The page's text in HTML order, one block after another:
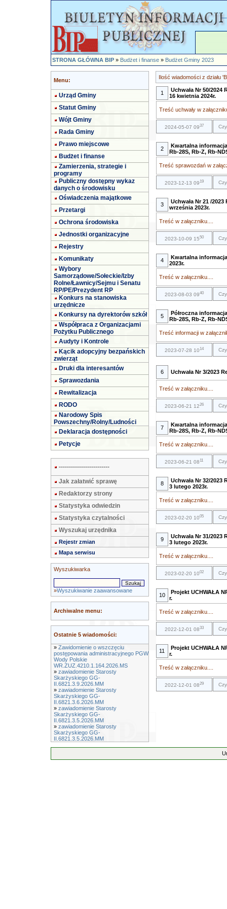
STRONA GŁÓWNA BIP»Budżet i finanse»Budżet Gminy 2023
Menu:
Urząd Gminy
Statut Gminy
Wójt Gminy
Rada Gminy
Prawo miejscowe
Budżet i finanse
Zamierzenia, strategie i
programy
Publiczny dostępny wykaz
danych o środowisku
Oświadczenia majątkowe
Przetargi
Ochrona środowiska
Jednostki organizacyjne
Rejestry
Komunikaty
Wybory
Samorządowe/Sołeckie/Izby
Rolne/Ławnicy/Sejmu i Senatu
RP/PE/Prezydent RP
Konkurs na stanowiska
urzędnicze
Konkursy na dyrektorów szkół
Współpraca z Organizacjami
Pożytku Publicznego
Audyty i Kontrole
Kącik adopcyjny bezpańskich
zwierząt
Druki dla interesantów
Sprawozdania
Rewitalizacja
RODO
Narodowy Spis
Powszechny/Rolny/Ludności
Deklaracja dostępności
Petycje
-------------------------
Jak załatwić sprawę
Redaktorzy strony
Statystyka odwiedzin
Statystyka czytalności
Wyszukaj urzędnika
Rejestr zmian
Mapa serwisu
Wyszukiwarka
»Wyszukiwanie zaawansowane
Archiwalne menu:
Ostatnie 5 wiadomości:
» Zawidomienie o wszczęciu
postępowania administracyjnego PGW
Wody Polskie
WR.ZUZ.4210.1.164.2026.MS
» zawiadomienie Starosty
Skarżyskiego GG-
II.6821.3.9.2026.MM
» zawiadomienie Starosty
Skarżyskiego GG-
II.6821.3.6.2026.MM
» zawiadomienie Starosty
Skarżyskiego GG-
II.6821.3.5.2026.MM
» zawiadomienie Starosty
Skarżyskiego GG-
II.6821.3.5.2026.MM
Ilość wiadomości z działu
1
Uchwała Nr 50/
16 kwietnia 2024r.
Treść uchwały w
2024-05-07 0937
2
Kwartalna
Rb-28S, Rb-Z, Rb-
Treść sprawozdań w
2023-12-13 0919
3
Uchwała Nr 21 /
września 2023r.
Treść w załączniku....
2023-10-09 1550
4
Kwartalna
2023r.
Treść w załączniku....
2023-08-03 0940
5
Półroczna
Rb-28S, Rb-Z, Rb-
Treść informacji w
2023-07-28 1014
6 Uchwała Nr 3/2023
Treść w załączniku....
2023-06-21 1226
7
Kwartalna
Rb-28S, Rb-Z, Rb-
Treść w załączniku....
2023-06-21 0811
8
Uchwała Nr 32/
3 lutego 2023r.
Treść w załączniku....
2023-02-20 1005
9
Uchwała Nr 31/
3 lutego 2023r.
Treść w załączniku....
2023-02-20 1002
10
Projekt UCHWAŁA
r.
Treść w załączniku....
2022-12-01 0833
11
Projekt UCHWAŁA
r.
Treść w załączniku....
2022-12-01 0829